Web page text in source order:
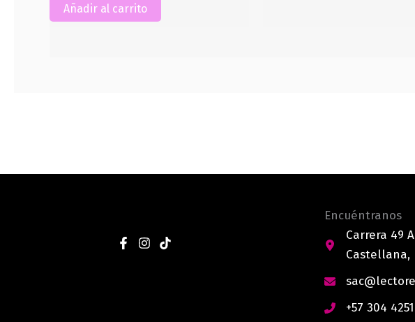
Añadir al carrito
Encuéntranos
Carrera 49
Castellana,
+57 304